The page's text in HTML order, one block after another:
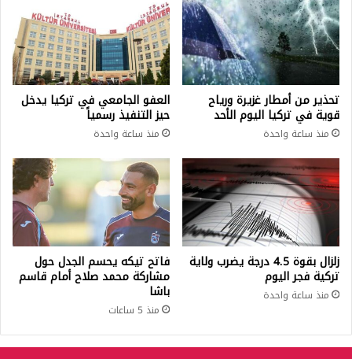
تحذير من أمطار غزيرة ورياح
قوية في تركيا اليوم الأحد
منذ ساعة واحدة
العفو الجامعي في تركيا يدخل
حيز التنفيذ رسمياً
منذ ساعة واحدة
زلزال بقوة 4.5 درجة يضرب ولاية
تركية فجر اليوم
منذ ساعة واحدة
فاتح تيكه يحسم الجدل حول
مشاركة محمد صلاح أمام قاسم
باشا
منذ 5 ساعات